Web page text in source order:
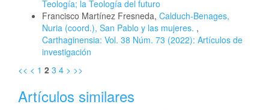
Teología; la Teología del futuro
Francisco Martínez Fresneda, Calduch-Benages,
Nuria (coord.), San Pablo y las mujeres. ,
Carthaginensia: Vol. 38 Núm. 73 (2022): Artículos de
investigación
<< < 1 2 3 4 > >>
Artículos similares